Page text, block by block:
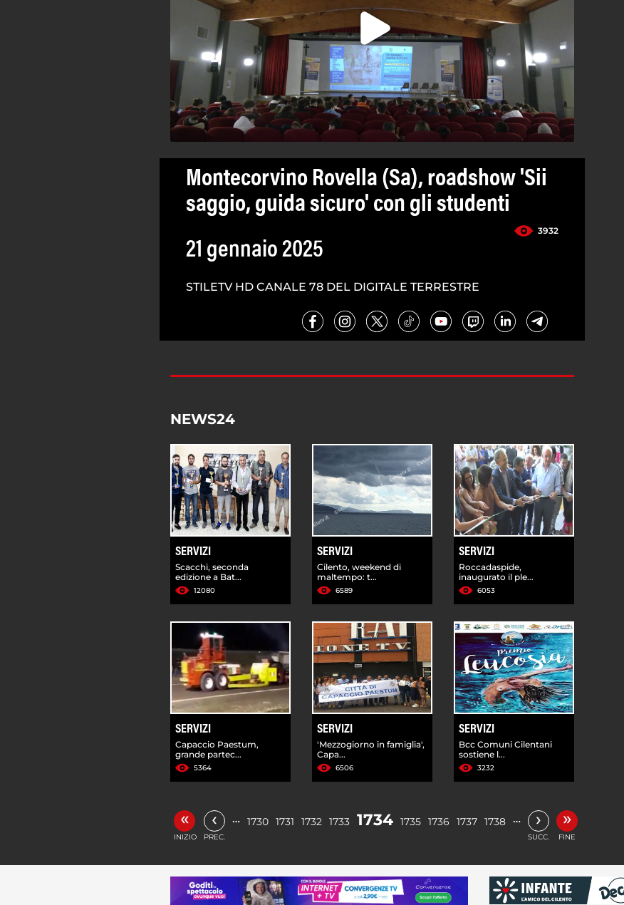
Montecorvino Rovella (Sa), roadshow 'Sii
saggio, guida sicuro' con gli studenti
3932
21 gennaio 2025
STILETV HD CANALE 78 DEL DIGITALE TERRESTRE
NEWS24
SERVIZI
Scacchi, seconda
edizione a Bat...
12080
SERVIZI
Cilento, weekend di
maltempo: t...
6589
SERVIZI
Roccadaspide,
inaugurato il ple...
6053
SERVIZI
Capaccio Paestum,
grande partec...
5364
SERVIZI
'Mezzogiorno in famiglia',
Capa...
6506
SERVIZI
Bcc Comuni Cilentani
sostiene l...
3232
«
INIZIO
‹
PREC.
… 1730 1731 1732 1733 1734 1735 1736 1737 1738 … ›
SUCC.
»
FINE